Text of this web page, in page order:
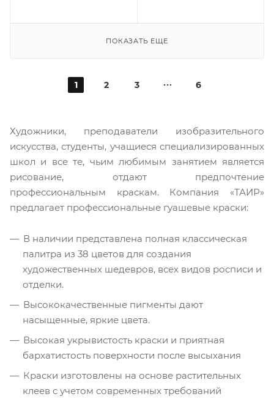
ПОКАЗАТЬ ЕЩЕ
1 2 3 6
Художники, преподаватели изобразительного
искусства, студенты, учащиеся специализированных
школ и все те, чьим любимым занятием является
рисование, отдают предпочтение
профессиональным краскам. Компания «ТАИР»
предлагает профессиональные гуашевые краски:
В наличии представлена полная классическая
палитра из 38 цветов для создания
художественных шедевров, всех видов росписи и
отделки.
Высококачественные пигменты дают
насыщенные, яркие цвета.
Высокая укрывистость краски и приятная
бархатистость поверхности после высыхания
Краски изготовлены на основе растительных
клеев с учетом современных требований